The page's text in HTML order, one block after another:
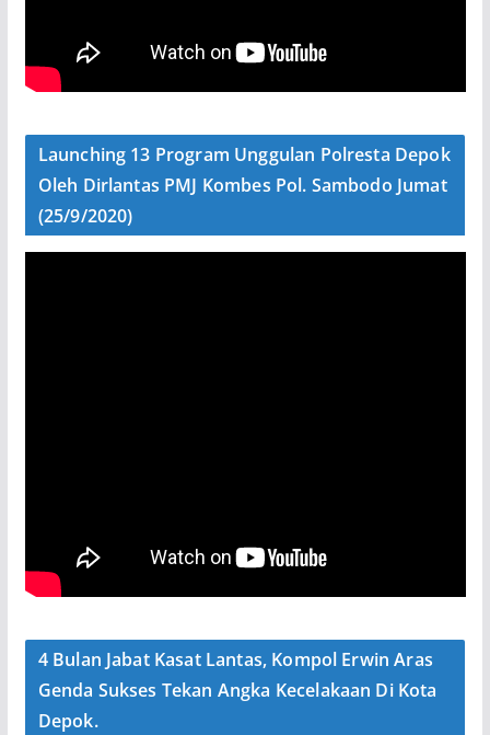
Launching 13 Program Unggulan Polresta Depok
Oleh Dirlantas PMJ Kombes Pol. Sambodo Jumat
(25/9/2020)
4 Bulan Jabat Kasat Lantas, Kompol Erwin Aras
Genda Sukses Tekan Angka Kecelakaan Di Kota
Depok.